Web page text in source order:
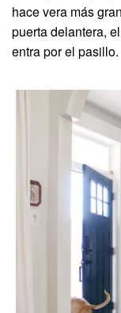
hace vera más
puerta delantera,
entra por el pasillo.